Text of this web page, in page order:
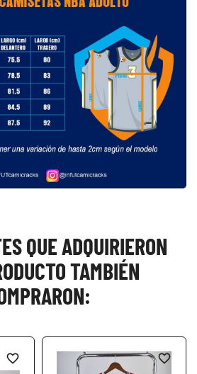
QUE ADQUIRIERON
TAMBIÉN
favorite_border favorite_border